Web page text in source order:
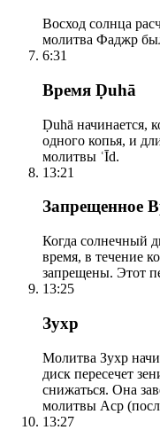
Восход солнца
молитва Фаджр
6:31
Время Ḍuhā
Ḍuhā начинается,
одного копья, и
молитвы ʿĪd.
13:21
Запрещенное
Когда солнечный
время, в течение
запрещены. Этот
13:25
Зухр
Молитва Зухр
диск пересечет
снижаться. Она
молитвы Аср
13:27